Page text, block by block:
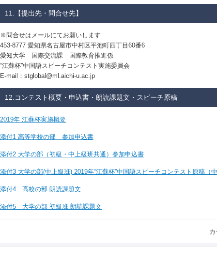
11.【提出先・問合せ先】
※問合せはメールにてお願いします
453-8777 愛知県名古屋市中村区平池町四丁目60番6
愛知大学 国際交流課 国際教育推進係
“江蘇杯”中国語スピーチコンテスト実施委員会
E-mail：stglobal@ml.aichi-u.ac.jp
12.コンテスト概要・申込書・朗読課題文・スピーチ原稿
2019年 江蘇杯実施概要
添付1 高等学校の部 参加申込書
添付2 大学の部（初級・中上級班共通）参加申込書
添付3 大学の部(中上級班) 2019年“江蘇杯”中国語スピーチコンテスト原稿（
添付4 高校の部 朗読課題文
添付5 大学の部 初級班 朗読課題文